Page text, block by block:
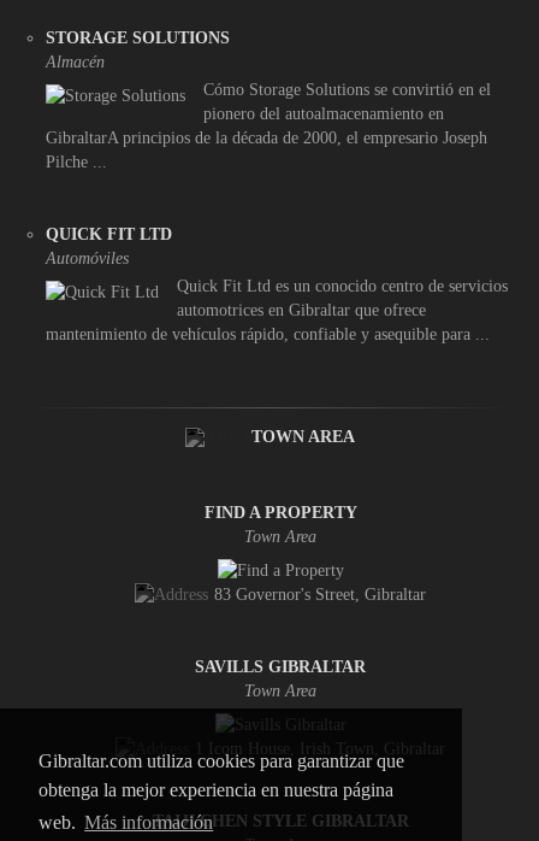
Gibraltar.com utiliza cookies para garantizar que
obtenga la mejor experiencia en nuestra página
web. Más información
STORAGE SOLUTIONS
Almacén
Cómo Storage Solutions se convirtió en el
pionero del autoalmacenamiento en
GibraltarA principios de la década de 2000, el empresario Joseph
Pilche ...
QUICK FIT LTD
Automóviles
Quick Fit Ltd es un conocido centro de servicios
automotrices en Gibraltar que ofrece
mantenimiento de vehículos rápido, confiable y asequible para ...
TOWN AREA
FIND A PROPERTY
Town Area
83 Governor's Street, Gibraltar
SAVILLS GIBRALTAR
Town Area
1 Icom House, Irish Town, Gibraltar
TAIJI CHEN STYLE GIBRALTAR